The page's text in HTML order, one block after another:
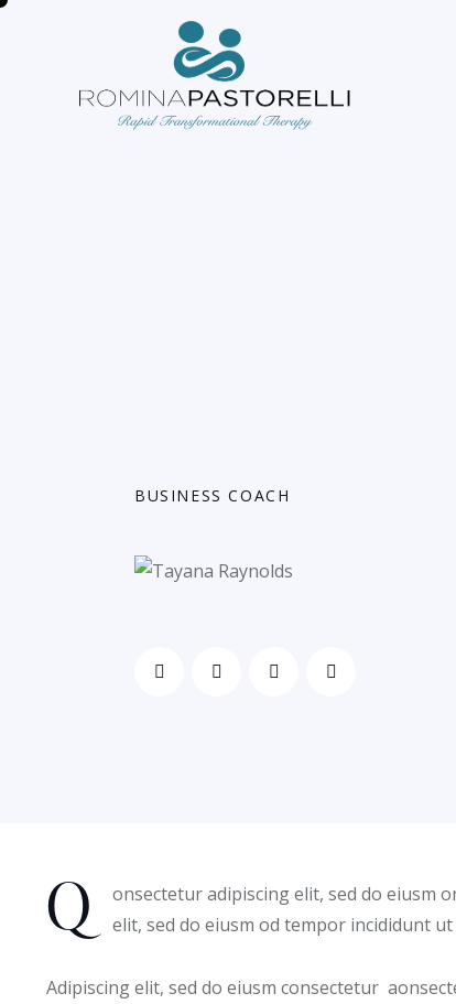
BUSINESS COACH
Q
onsectetur adipiscing elit, sed do eiusm
elit, sed do eiusm od tempor incididunt
Adipiscing elit, sed do eiusm consectetur